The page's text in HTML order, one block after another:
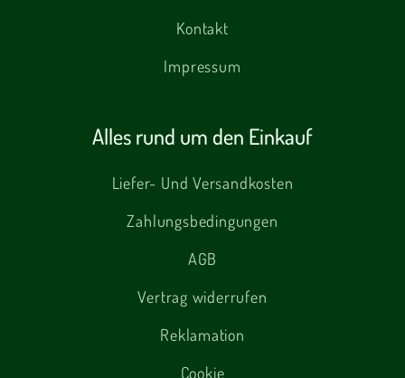
Kontakt
Impressum
Alles rund um den Einkauf
Liefer- Und Versandkosten
Zahlungsbedingungen
AGB
Vertrag widerrufen
Reklamation
Cookie